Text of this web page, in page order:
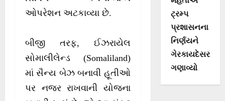
ઓપરેશન અટકાવ્યા છે.
બીજી તરફ, ઈઝરાયેલ
સોમાલીલેન્ડ (Somaliland)
માં સૈન્ય બેઝ બનાવી હૂતીઓ
પર નજર રાખવાની યોજના
ટ્રમ્પ
પ્રશાસનના
નિર્ણયને
ગેરકાયદેસર
ગણાવ્યો